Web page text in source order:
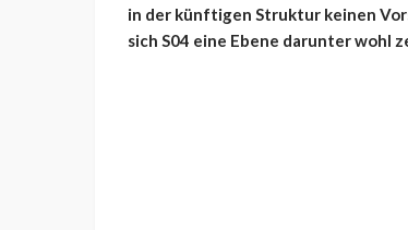
in der künftigen Struktur keinen
sich S04 eine Ebene darunter wohl